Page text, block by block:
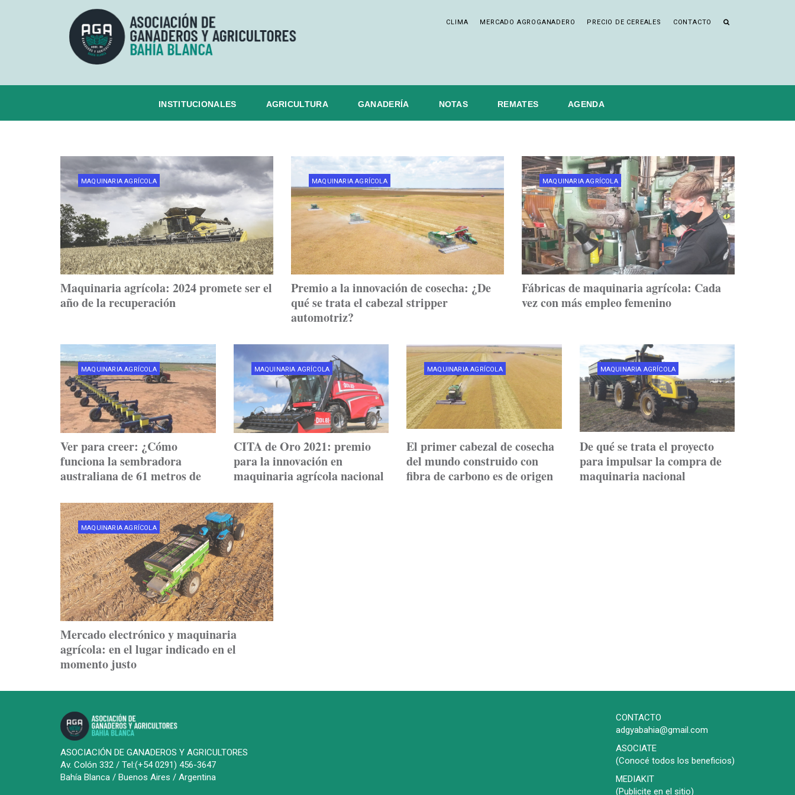
CLIMA MERCADO AGROGANADERO PRECIO DE CEREALES CONTACTO
INSTITUCIONALES AGRICULTURA GANADERÍA NOTAS REMATES AGENDA
MAQUINARIA AGRÍCOLA
Maquinaria agrícola: 2024 promete ser el
año de la recuperación
MAQUINARIA AGRÍCOLA
Premio a la innovación de cosecha: ¿De
qué se trata el cabezal stripper
automotriz?
MAQUINARIA AGRÍCOLA
Fábricas de maquinaria agrícola: Cada
vez con más empleo femenino
MAQUINARIA AGRÍCOLA
Ver para creer: ¿Cómo
funciona la sembradora
australiana de 61 metros de
MAQUINARIA AGRÍCOLA
CITA de Oro 2021: premio
para la innovación en
maquinaria agrícola nacional
MAQUINARIA AGRÍCOLA
El primer cabezal de cosecha
del mundo construido con
fibra de carbono es de origen
MAQUINARIA AGRÍCOLA
De qué se trata el proyecto
para impulsar la compra de
maquinaria nacional
MAQUINARIA AGRÍCOLA
Mercado electrónico y maquinaria
agrícola: en el lugar indicado en el
momento justo
ASOCIACIÓN DE GANADEROS Y AGRICULTORES
Av. Colón 332 / Tel:(+54 0291) 456-3647
Bahía Blanca / Buenos Aires / Argentina
CONTACTO
adgyabahia@gmail.com
ASOCIATE
(Conocé todos los beneficios)
MEDIAKIT
(Publicite en el sitio)